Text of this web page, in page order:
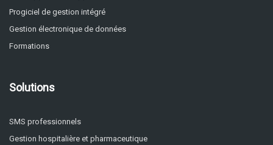
Progiciel de gestion intégré
Gestion électronique de données
Formations
Solutions
SMS professionnels
Gestion hospitalière et pharmaceutique